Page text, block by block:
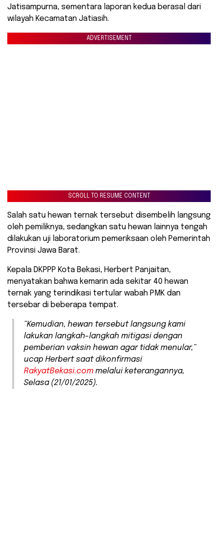
Jatisampurna, sementara laporan kedua berasal dari
wilayah Kecamatan Jatiasih.
ADVERTISEMENT
SCROLL TO RESUME CONTENT
Salah satu hewan ternak tersebut disembelih langsung
oleh pemiliknya, sedangkan satu hewan lainnya tengah
dilakukan uji laboratorium pemeriksaan oleh Pemerintah
Provinsi Jawa Barat.
Kepala DKPPP Kota Bekasi, Herbert Panjaitan,
menyatakan bahwa kemarin ada sekitar 40 hewan
ternak yang terindikasi tertular wabah PMK dan
tersebar di beberapa tempat.
“Kemudian, hewan tersebut langsung kami
lakukan langkah-langkah mitigasi dengan
pemberian vaksin hewan agar tidak menular,”
ucap Herbert saat dikonfirmasi
RakyatBekasi.com melalui keterangannya,
Selasa (21/01/2025).